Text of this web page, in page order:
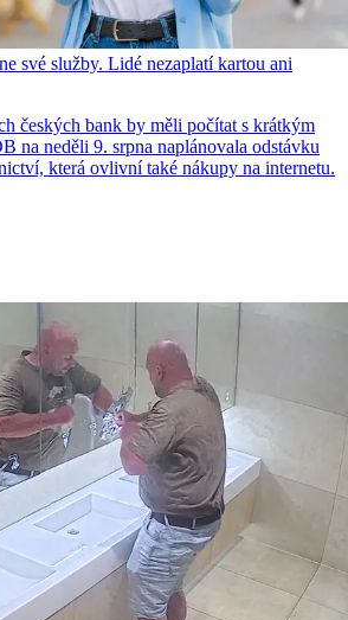
své služby. Lidé nezaplatí kartou ani
českých bank by měli počítat s krátkým
na neděli 9. srpna naplánovala odstávku
která ovlivní také nákupy na internetu.